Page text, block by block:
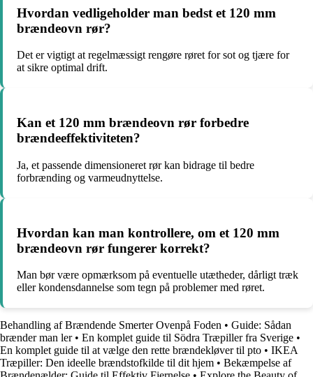
Hvordan vedligeholder man bedst et 120 mm
brændeovn rør?
Det er vigtigt at regelmæssigt rengøre røret for sot og tjære for
at sikre optimal drift.
Kan et 120 mm brændeovn rør forbedre
brændeeffektiviteten?
Ja, et passende dimensioneret rør kan bidrage til bedre
forbrænding og varmeudnyttelse.
Hvordan kan man kontrollere, om et 120 mm
brændeovn rør fungerer korrekt?
Man bør være opmærksom på eventuelle utætheder, dårligt træk
eller kondensdannelse som tegn på problemer med røret.
Behandling af Brændende Smerter Ovenpå Foden • Guide: Sådan
brænder man ler• En komplet guide til Södra Træpiller fra Sverige •
En komplet guide til at vælge den rette brændekløver til pto • IKEA
Træpiller: Den ideelle brændstofkilde til dit hjem • Bekæmpelse af